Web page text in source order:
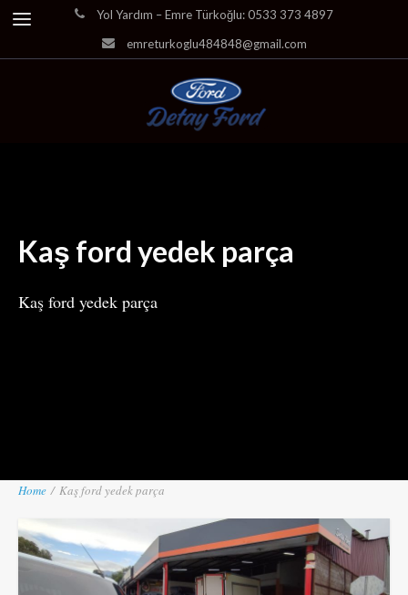
Yol Yardım – Emre Türkoğlu: 0533 373 4897
emreturkoglu484848@gmail.com
Kaş ford yedek parça
Kaş ford yedek parça
Home / Kaş ford yedek parça